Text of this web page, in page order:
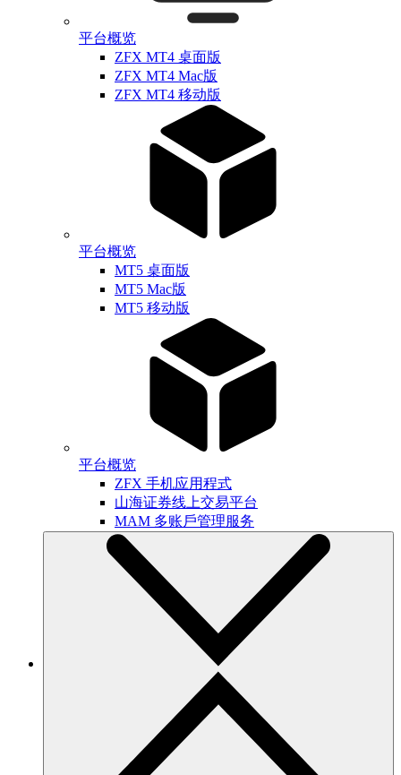
平台概览
ZFX MT4 桌面版
ZFX MT4 Mac版
ZFX MT4 移动版
平台概览
MT5 桌面版
MT5 Mac版
MT5 移动版
平台概览
ZFX 手机应用程式
山海证券线上交易平台
MAM 多账戶管理服务